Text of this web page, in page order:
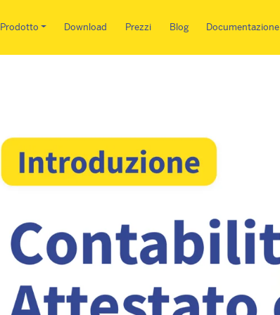
Main menu IT
Prodotto Download Prezzi Blog Documentazione